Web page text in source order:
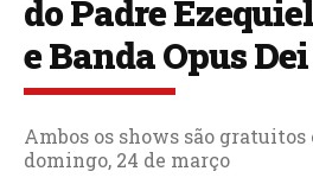
do Padre
e Banda Opus Dei
Ambos os shows são
domingo, 24 de março